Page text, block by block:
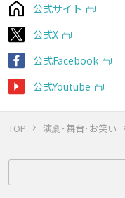
TOP 演劇･舞台･お笑い
公式サイト
公式X
公式Facebook
公式Youtube